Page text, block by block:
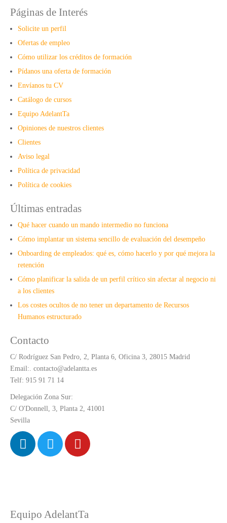
Páginas de Interés
Solicite un perfil
Ofertas de empleo
Cómo utilizar los créditos de formación
Pídanos una oferta de formación
Envíanos tu CV
Catálogo de cursos
Equipo AdelantTa
Opiniones de nuestros clientes
Clientes
Aviso legal
Política de privacidad
Política de cookies
Últimas entradas
Qué hacer cuando un mando intermedio no funciona
Cómo implantar un sistema sencillo de evaluación del desempeño
Onboarding de empleados: qué es, cómo hacerlo y por qué mejora la
retención
Cómo planificar la salida de un perfil crítico sin afectar al negocio ni
a los clientes
Los costes ocultos de no tener un departamento de Recursos
Humanos estructurado
Contacto
C/ Rodríguez San Pedro, 2, Planta 6, Oficina 3, 28015 Madrid
Email:. contacto@adelantta.es
Telf: 915 91 71 14
Delegación Zona Sur:
C/ O'Donnell, 3, Planta 2, 41001
Sevilla
Equipo AdelantTa